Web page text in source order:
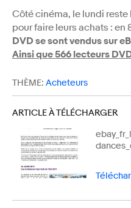
Côté cinéma, le lundi
pour faire leurs achats : en
DVD se sont vendus sur
Ainsi que 566 lecteurs
THÈME: Acheteurs
ARTICLE À TÉLÉCHARGER